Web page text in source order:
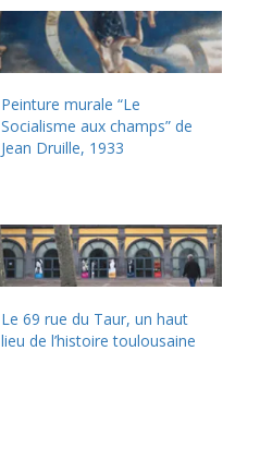
Peinture murale “Le
Socialisme aux champs” de
Jean Druille, 1933
Le 69 rue du Taur, un haut
lieu de l’histoire toulousaine